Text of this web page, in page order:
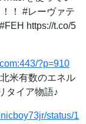
！ #レーヴァテ
https://t.co/5
?p=910
米有数のエネル
タイア物語♪
status/1